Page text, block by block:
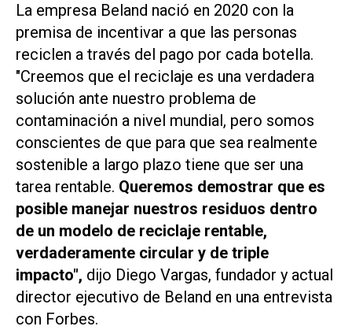
La empresa Beland nació en 2020 con la
premisa de incentivar a que las personas
reciclen a través del pago por cada botella.
"Creemos que el reciclaje es una verdadera
solución ante nuestro problema de
contaminación a nivel mundial, pero somos
conscientes de que para que sea realmente
sostenible a largo plazo tiene que ser una
tarea rentable. Queremos demostrar que es
posible manejar nuestros residuos dentro
de un modelo de reciclaje rentable,
verdaderamente circular y de triple
impacto", dijo Diego Vargas, fundador y actual
director ejecutivo de Beland en una entrevista
con Forbes.